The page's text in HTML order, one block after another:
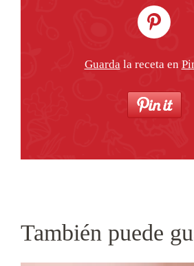
Guarda la receta en
También puede